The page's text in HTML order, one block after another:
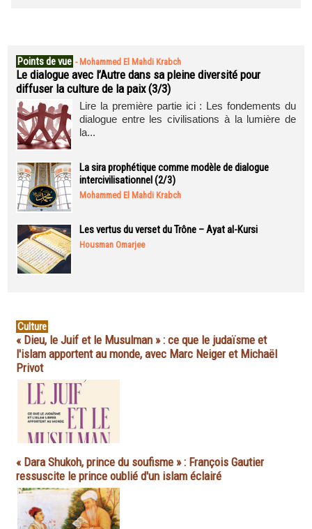
Points de vue - Mohammed El Mahdi Krabch
Le dialogue avec l’Autre dans sa pleine diversité pour
diffuser la culture de la paix (3/3)
Lire la première partie ici : Les fondements du
dialogue entre les civilisations à la lumière de
la...
La sira prophétique comme modèle de dialogue
intercivilisationnel (2/3)
Mohammed El Mahdi Krabch
Les vertus du verset du Trône – Ayat al-Kursi
Housman Omarjee
Culture
« Dieu, le Juif et le Musulman » : ce que le judaïsme et
l'islam apportent au monde, avec Marc Neiger et Michaël
Privot
« Dara Shukoh, prince du soufisme » : François Gautier
ressuscite le prince oublié d'un islam éclairé